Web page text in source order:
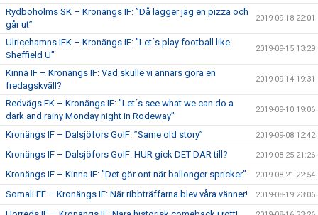
Rydboholms SK – Kronängs IF: ”Då lägger jag en pizza och
går ut”
2019-09-18 22:01
Ulricehamns IFK – Kronängs IF: ”Let´s play football like
Sheffield U”
2019-09-15 13:29
Kinna IF – Kronängs IF: Vad skulle vi annars göra en
fredagskväll?
2019-09-14 19:31
Redvägs FK – Kronängs IF: ”Let´s see what we can do a
dark and rainy Monday night in Rodeway”
2019-09-10 19:06
Kronängs IF – Dalsjöfors GoIF: ”Same old story” 2019-09-08 12:42
Kronängs IF – Dalsjöfors GoIF: HUR gick DET DÄR till? 2019-08-25 21:26
Kronängs IF – Kinna IF: ”Det gör ont när ballonger spricker” 2019-08-21 22:54
Somali FF – Kronängs IF: När ribbträffarna blev våra vänner! 2019-08-19 23:06